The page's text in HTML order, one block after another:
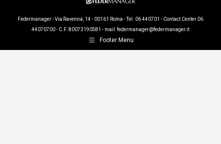
Federmanager - Via Ravenna, 14 - 00161 Roma - Tel. 06 440701 - Contact Center 06
44070700 - C.F. 80073190581 - mail:federmanager@federmanager.it
Footer Menu